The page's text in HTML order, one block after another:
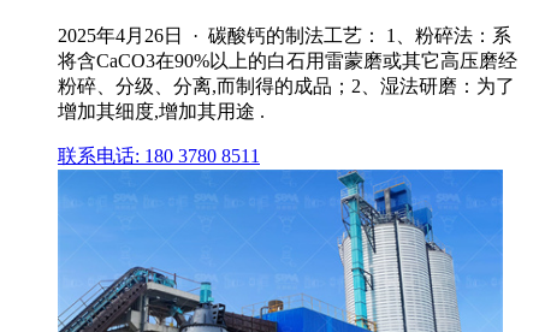
2025年4月26日 · 碳酸钙的制法工艺： 1、粉碎法：系
将含CaCO3在90%以上的白石用雷蒙磨或其它高压磨经
粉碎、分级、分离,而制得的成品；2、湿法研磨：为了
增加其细度,增加其用途 .
联系电话: 180 3780 8511